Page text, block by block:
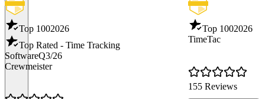
Top 1002026
Top Rated - Time Tracking
SoftwareQ3/26
Crewmeister
Top 1002026
TimeTac
155 Reviews